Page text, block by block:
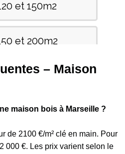
– Maison
maison bois à Marseille ?
de 2100 €/m² clé en main. Pour
000 €. Les prix varient selon le